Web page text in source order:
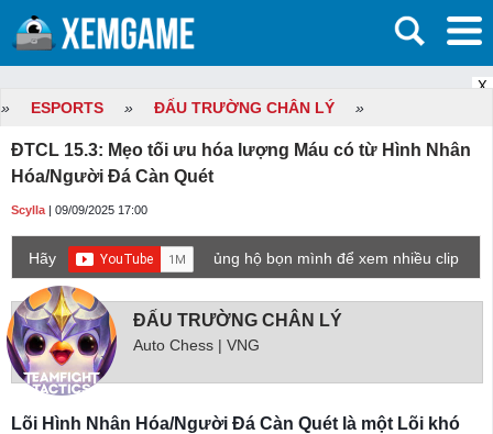
X
» ESPORTS » ĐẤU TRƯỜNG CHÂN LÝ »
ĐTCL 15.3: Mẹo tối ưu hóa lượng Máu có từ Hình Nhân
Hóa/Người Đá Càn Quét
Scylla | 09/09/2025 17:00
Hãy
ủng hộ bọn mình để xem nhiều clip
game mới hơn nhé!
ĐẤU TRƯỜNG CHÂN LÝ
Auto Chess | VNG
Lõi Hình Nhân Hóa/Người Đá Càn Quét là một Lõi khó